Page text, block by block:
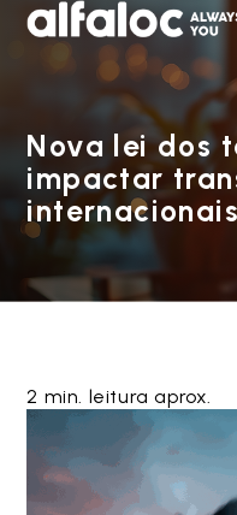
Nova lei dos
impactar
internacionais
2 min. leitura aprox.